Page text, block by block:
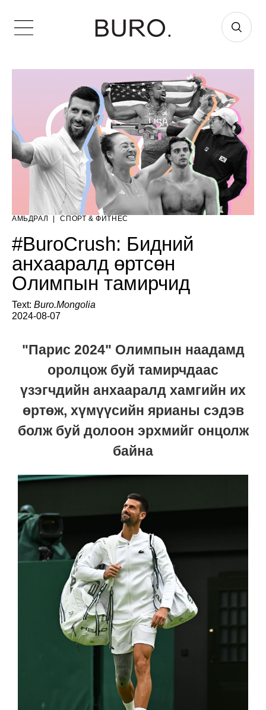
АМЬДРАЛ СПОРТ & ФИТНЕС
#BuroCrush: Бидний
анхааралд өртсөн
Олимпын тамирчид
Text: Buro.Mongolia
2024-08-07
"Парис 2024" Олимпын наадамд
оролцож буй тамирчдаас
үзэгчдийн анхааралд хамгийн их
өртөж, хүмүүсийн ярианы сэдэв
болж буй долоон эрхмийг онцолж
байна